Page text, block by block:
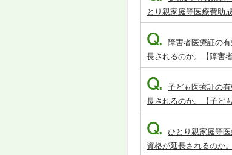
とり親家庭等医療費助成
Q.
障害者医療証の
長されるのか。【障害
Q.
子ども医療証の
長されるのか。【子ど
Q.
ひとり親家庭等
資格が延長されるのか